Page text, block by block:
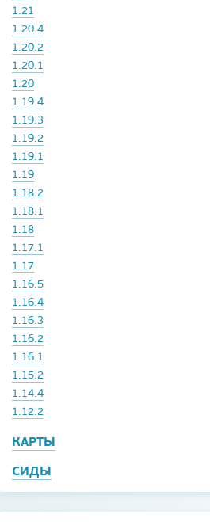
1.21
1.20.4
1.20.2
1.20.1
1.20
1.19.4
1.19.3
1.19.2
1.19.1
1.19
1.18.2
1.18.1
1.18
1.17.1
1.17
1.16.5
1.16.4
1.16.3
1.16.2
1.16.1
1.15.2
1.14.4
1.12.2
КАРТЫ
СИДЫ